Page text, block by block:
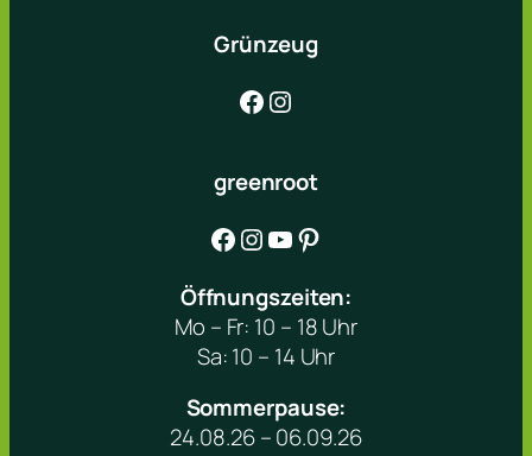
Grünzeug
Facebook Instagram
greenroot
Facebook Instagram YouTube Pinterest
Öffnungszeiten:
Mo – Fr: 10 – 18 Uhr
Sa: 10 – 14 Uhr
Sommerpause:
24.08.26 – 06.09.26